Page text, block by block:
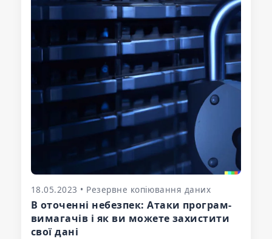
18.05.2023 • Резервне копіювання даних
В оточенні небезпек: Атаки програм-
вимагачів і як ви можете захистити
свої дані